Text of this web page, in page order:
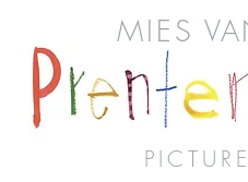
MIES